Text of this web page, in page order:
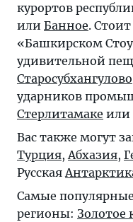
курортов
или Банное.
«Башкирском
удивительной
Старосубхангулово
ударников
Стерлитамаке или
Вас также могут
Турция,Абхазия,
Русская
Самые
регионы: Золотое